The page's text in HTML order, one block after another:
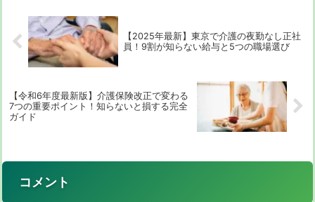
【2025年最新】東京で介護の夜勤なし正社
員！9割が知らない給与と5つの職場選び
【令和6年度最新版】介護保険改正で変わる
7つの重要ポイント！知らないと損する完全
ガイド
コメント